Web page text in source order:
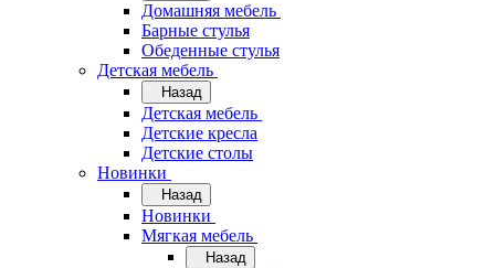
Домашняя мебель
Барные стулья
Обеденные стулья
Детская мебель
Назад
Детская мебель
Детские кресла
Детские столы
Новинки
Назад
Новинки
Мягкая мебель
Назад